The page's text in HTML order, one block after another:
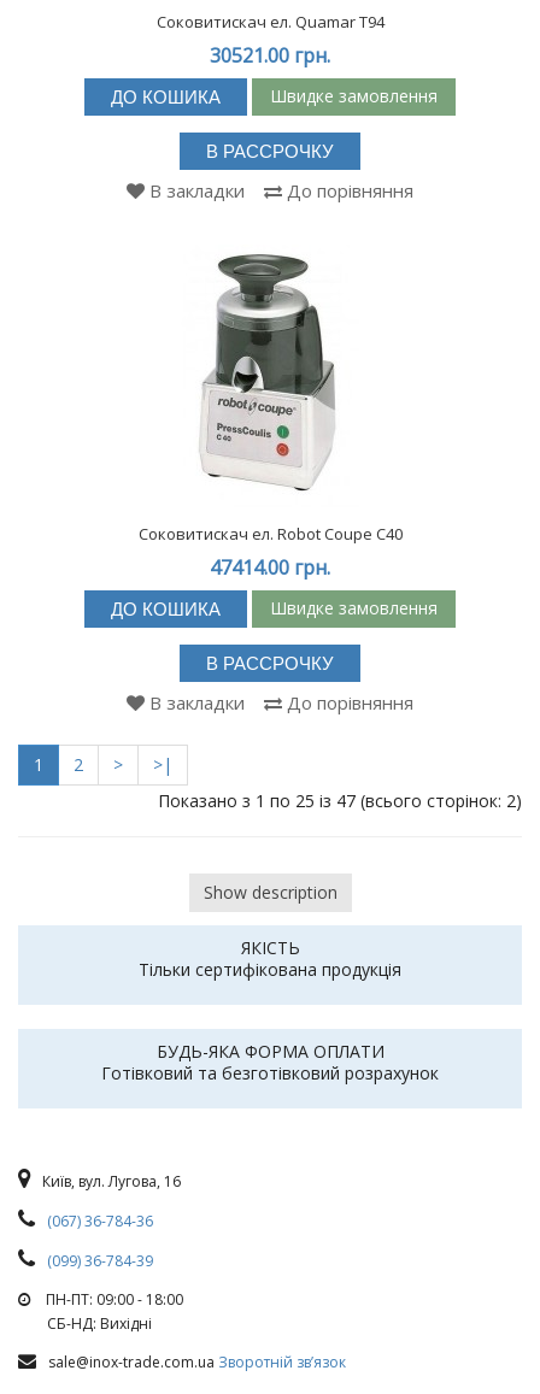
Соковитискач ел. Quamar T94
30521.00 грн.
ДО КОШИКА Швидке замовлення
В РАССРОЧКУ
В закладки До порівняння
Соковитискач ел. Robot Coupe C40
47414.00 грн.
ДО КОШИКА Швидке замовлення
В РАССРОЧКУ
В закладки До порівняння
1 2 >
>|
Показано з 1 по 25 із 47 (всього сторінок: 2)
Show description
ЯКІСТЬ
Тільки сертифікована продукція
БУДЬ-ЯКА ФОРМА ОПЛАТИ
Готівковий та безготівковий розрахунок
Київ, вул. Лугова, 16
(067) 36-784-36
(099) 36-784-39
ПН-ПТ: 09:00 - 18:00
СБ-НД: Вихiднi
sale@inox-trade.com.ua Зворотній зв’язок